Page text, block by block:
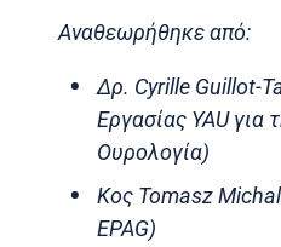
Αναθεωρήθηκε από:
Δρ. Cyrille Guillot-
Εργασίας YAU για
Ουρολογία)
Κος Tomasz
EPAG)